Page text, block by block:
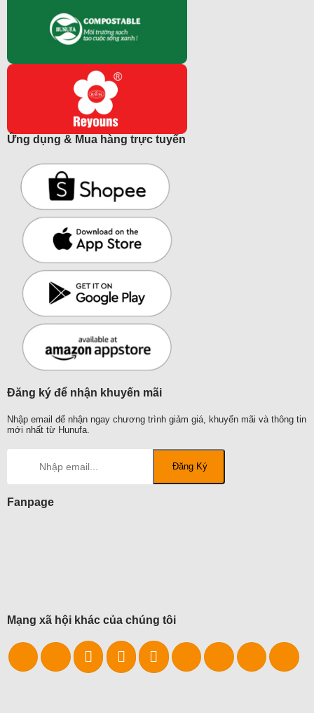
Ứng dụng & Mua hàng trực tuyến
Đăng ký để nhận khuyến mãi
Nhập email để nhận ngay chương trình giảm giá, khuyến mãi và thông tin
mới nhất từ Hunufa.
Fanpage
Mạng xã hội khác của chúng tôi